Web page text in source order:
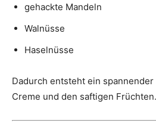
gehackte Mandeln
Walnüsse
Haselnüsse
Dadurch entsteht ein
Creme und den saftigen Früchten.